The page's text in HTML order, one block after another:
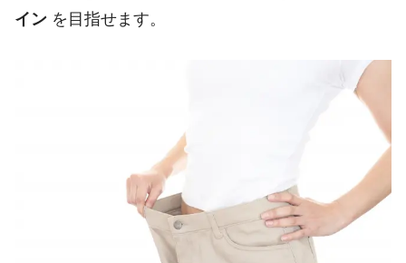
イン を目指せます。